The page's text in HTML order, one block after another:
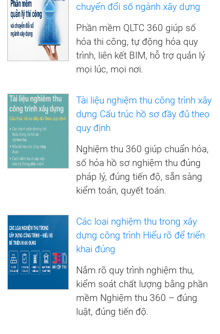
chuyển đổi số ngành xây dựng
Phần mềm QLTC 360 giúp số
hóa thi công, tự động hóa quy
trình, liên kết BIM, hỗ trợ quản lý
mọi lúc, mọi nơi.
Tài liệu nghiệm thu công trình xây
dựng Cấu trúc hồ sơ đầy đủ theo
quy định
Nghiệm thu 360 giúp chuẩn hóa,
số hóa hồ sơ nghiệm thu đúng
pháp lý, đúng tiến độ, sẵn sàng
kiểm toán, quyết toán.
Các loại nghiệm thu trong xây
dựng công trình Hiểu rõ để triển
khai đúng
Nắm rõ quy trình nghiệm thu,
kiểm soát chất lượng bằng phần
mềm Nghiệm thu 360 – đúng
luật, đúng tiến độ.